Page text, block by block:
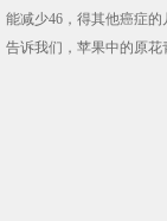
能减少46，得其他癌症
告诉我们，苹果中的原花